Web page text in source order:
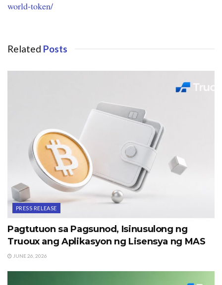
world-token/
Related Posts
PRESS RELEASE
Pagtutuon sa Pagsunod, Isinusulong ng
Truoux ang Aplikasyon ng Lisensya ng MAS
JUNE 26, 2026